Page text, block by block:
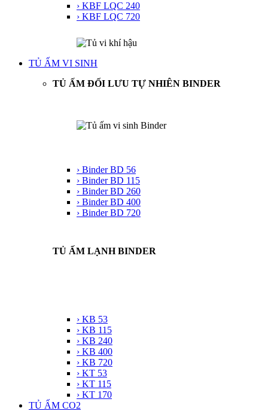
› KBF LQC 240
› KBF LQC 720
TỦ ẤM VI SINH
TỦ ẤM ĐỐI LƯU TỰ NHIÊN BINDER
› Binder BD 56
› Binder BD 115
› Binder BD 260
› Binder BD 400
› Binder BD 720
TỦ ẤM LẠNH BINDER
› KB 53
› KB 115
› KB 240
› KB 400
› KB 720
› KT 53
› KT 115
› KT 170
TỦ ẤM CO2